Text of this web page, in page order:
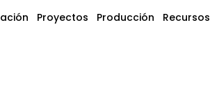
Proyectos Producción Recursos